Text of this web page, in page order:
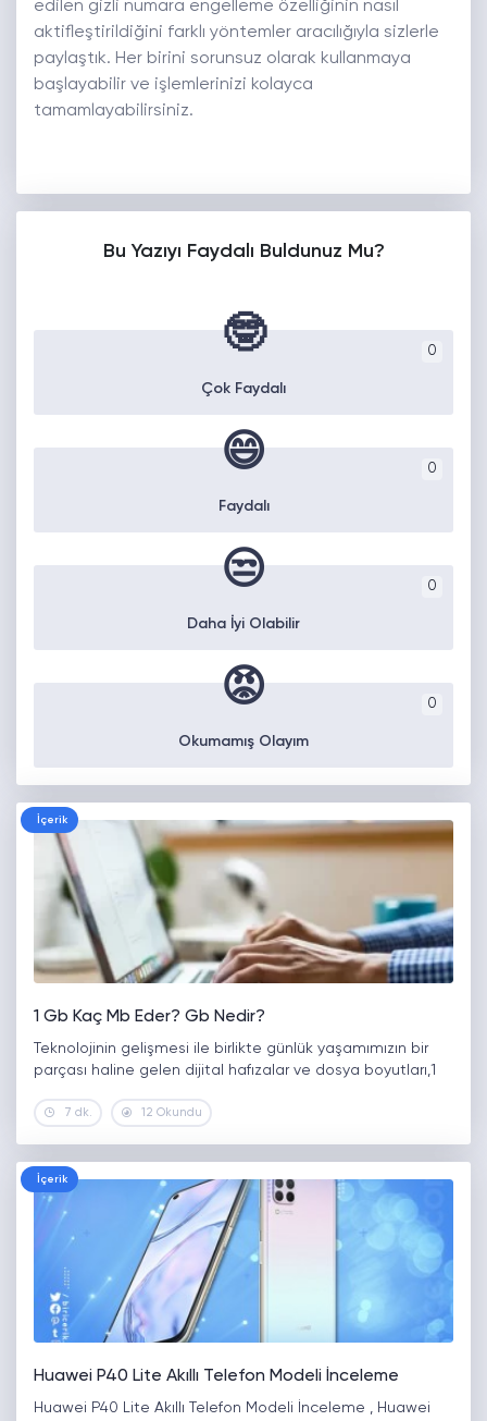
edilen gizli numara engelleme özelliğinin nasıl
aktifleştirildiğini farklı yöntemler aracılığıyla sizlerle
paylaştık. Her birini sorunsuz olarak kullanmaya
başlayabilir ve işlemlerinizi kolayca
tamamlayabilirsiniz.
Bu Yazıyı Faydalı Buldunuz Mu?
0
🤓
Çok Faydalı
0
😄
Faydalı
0
😒
Daha İyi Olabilir
0
😡
Okumamış Olayım
İçerik
1 Gb Kaç Mb Eder? Gb Nedir?
Teknolojinin gelişmesi ile birlikte günlük yaşamımızın bir
parçası haline gelen dijital hafızalar ve dosya boyutları,1
7 dk. 12 Okundu
İçerik
Huawei P40 Lite Akıllı Telefon Modeli İnceleme
Huawei P40 Lite Akıllı Telefon Modeli İnceleme , Huawei